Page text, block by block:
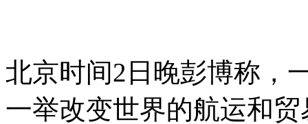
北京时间2日晚彭博称，
一举改变世界的航运和